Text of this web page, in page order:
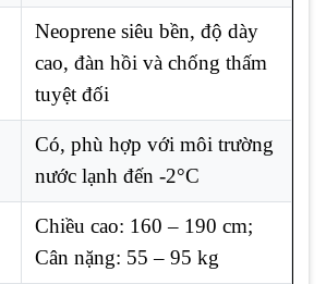
Neoprene siêu bền, độ dày
cao, đàn hồi và chống thấm
tuyệt đối
Có, phù hợp với môi trường
nước lạnh đến -2°C
Chiều cao: 160 – 190 cm;
Cân nặng: 55 – 95 kg